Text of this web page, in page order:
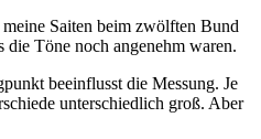
Saiten beim zwölften Bund
die Töne noch angenehm waren.
beeinflusst die Messung. Je
unterschiedlich groß. Aber